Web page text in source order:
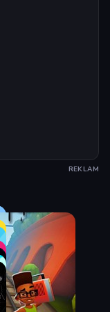
REKLAM